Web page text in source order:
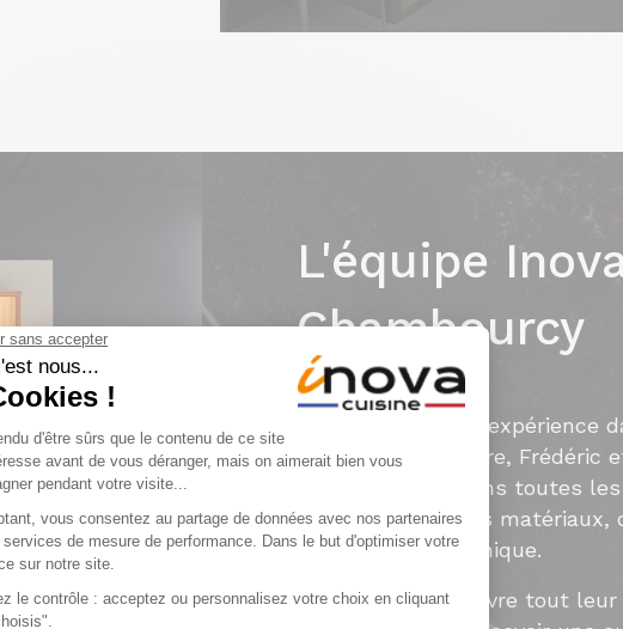
L'équipe
Chambourcy
Forts d'une solide expérience
cuisines sur mesure, Frédéric
accompagnent dans toutes
conseils, choix des matériaux,
pose et suivi technique.
Ils mettent en œuvre tout leur